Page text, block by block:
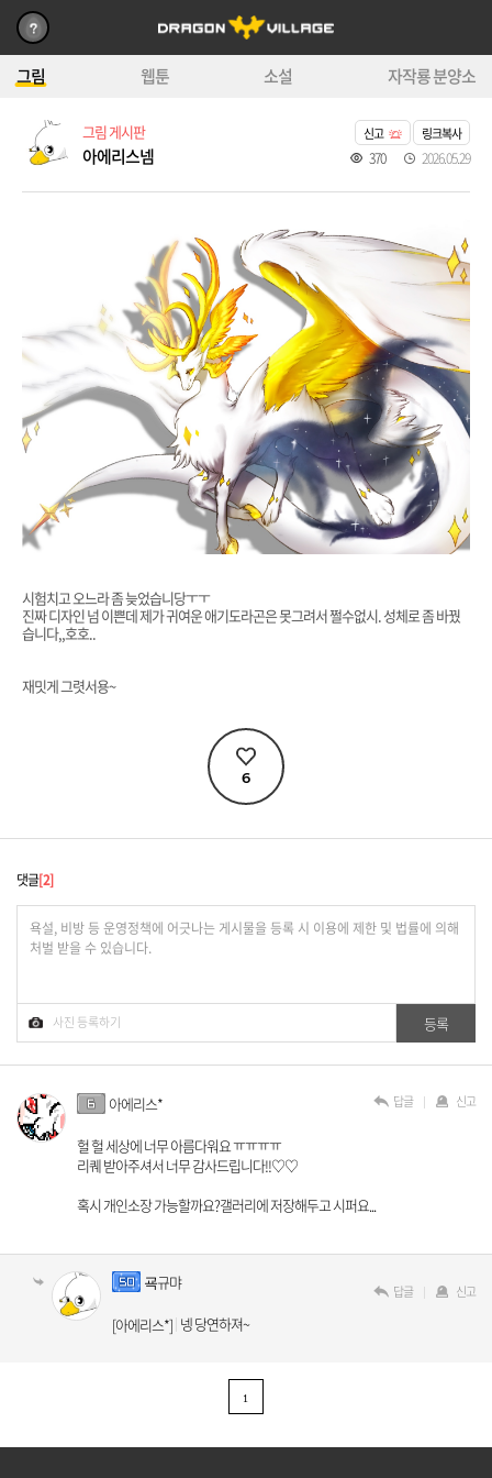
그림 웹툰 소설 자작룡 분양소
그림 게시판
아에리스넴
신고 링크복사
370 2026.05.29
시험치고 오느라 좀 늦었습니당ㅜㅜ
진짜 디자인 넘 이쁜데 제가 귀여운 애기도라곤은 못그려서 쩔수없시. 성체로 좀 바꿨
습니다,,호호..
재밋게 그렷서용~
6
댓글 2
아에리스*
헐 헐 세상에 너무 아름다워요 ㅠㅠㅠㅠ
리퀘 받아주셔서 너무 감사드립니다!!♡♡
혹시 개인소장 가능할까요?갤러리에 저장해두고 시퍼요...
답글 신고
굑규먀
[아에리스*] 넹 당연하져~
답글 신고
1